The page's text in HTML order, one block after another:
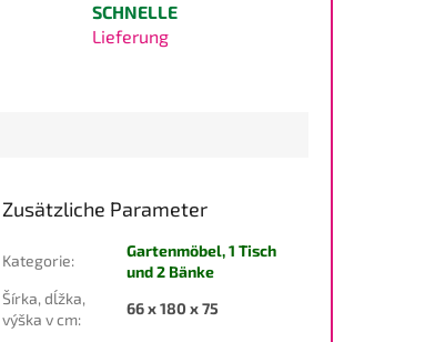
SCHNELLE
Lieferung
Zusätzliche Parameter
Kategorie:
Gartenmöbel, 1 Tisch
und 2 Bänke
Šírka, dĺžka,
výška v cm:
66 x 180 x 75